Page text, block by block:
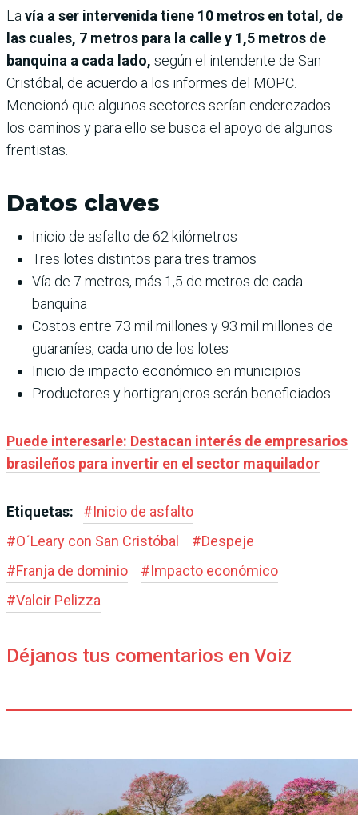
La vía a ser intervenida tiene 10 metros en total, de
las cuales, 7 metros para la calle y 1,5 metros de
banquina a cada lado, según el intendente de San
Cristóbal, de acuerdo a los informes del MOPC.
Mencionó que algunos sectores serían enderezados
los caminos y para ello se busca el apoyo de algunos
frentistas.
Datos claves
Inicio de asfalto de 62 kilómetros
Tres lotes distintos para tres tramos
Vía de 7 metros, más 1,5 de metros de cada
banquina
Costos entre 73 mil millones y 93 mil millones de
guaraníes, cada uno de los lotes
Inicio de impacto económico en municipios
Productores y hortigranjeros serán beneficiados
Puede interesarle: Destacan interés de empresarios
brasileños para invertir en el sector maquilador
Etiquetas: #Inicio de asfalto
#O´Leary con San Cristóbal #Despeje
#Franja de dominio #Impacto económico
#Valcir Pelizza
Déjanos tus comentarios en Voiz